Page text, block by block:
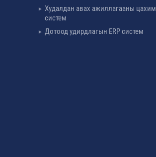
Худалдан авах ажиллагааны цахим
систем
Дотоод удирдлагын ERP систем